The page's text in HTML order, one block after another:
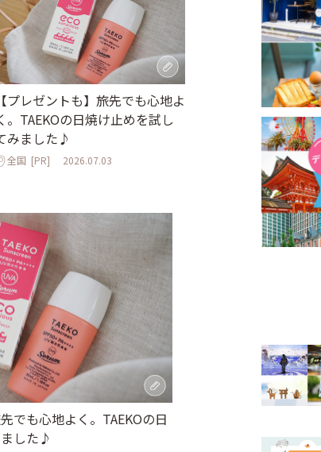
【プレゼントも】旅先でも心地よ
。TAEKOの日焼け止めを試し
みました♪
全国 [PR] 2026.07.03
でも心地よく。TAEKOの日
した♪